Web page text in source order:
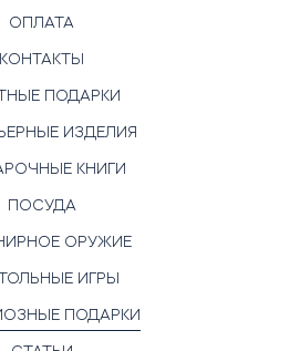
ОПЛАТА
КОНТАКТЫ
ПОДАРКИ
ИЗДЕЛИЯ
КНИГИ
ПОСУДА
ОРУЖИЕ
ИГРЫ
ПОДАРКИ